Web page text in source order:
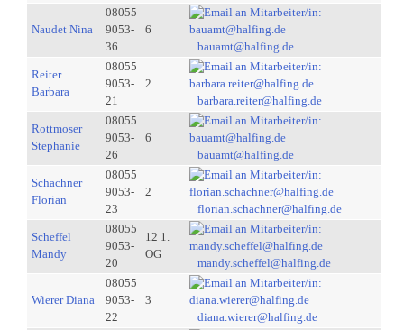
Naudet Nina
08055
9053-
36
6
bauamt@halfing.de
Reiter
Barbara
08055
9053-
21
2
barbara.reiter@halfing.de
Rottmoser
Stephanie
08055
9053-
26
6
bauamt@halfing.de
Schachner
Florian
08055
9053-
23
2
florian.schachner@halfing.de
Scheffel
Mandy
08055
9053-
20
12 1.
OG
mandy.scheffel@halfing.de
Wierer Diana
08055
9053-
22
3
diana.wierer@halfing.de